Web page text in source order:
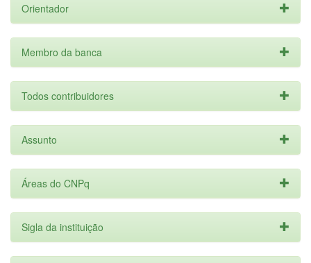
Orientador
Membro da banca
Todos contribuidores
Assunto
Áreas do CNPq
Sigla da instituição